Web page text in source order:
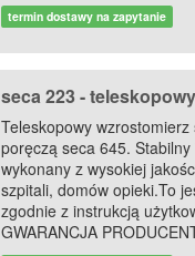
termin dostawy na zapytanie
seca 223 -
Teleskopowy
poręczą seca 645.
wykonany z wysokiej
szpitali, domów opieki.To
zgodnie z instrukcją
GWARANCJA